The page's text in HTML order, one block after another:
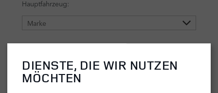
DIENSTE, DIE WIR NUTZEN
MÖCHTEN